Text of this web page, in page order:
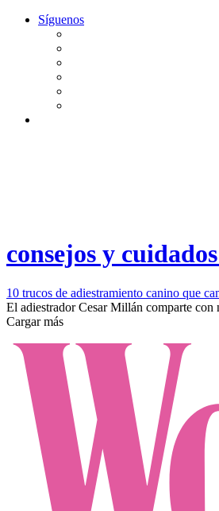
Síguenos
consejos y
10 trucos de adiestramiento canino que
El adiestrador Cesar Millán comparte con
Cargar más